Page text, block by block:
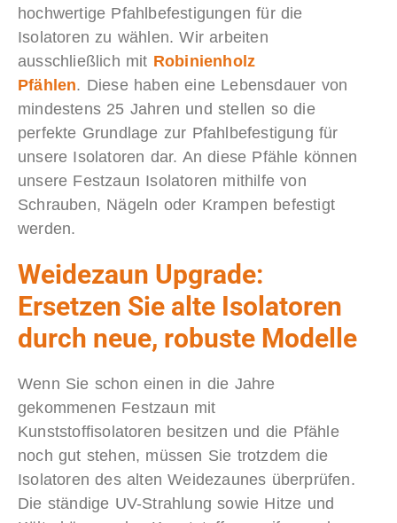
hochwertige Pfahlbefestigungen für die
Isolatoren zu wählen. Wir arbeiten
ausschließlich mit Robinienholz
Pfählen. Diese haben eine Lebensdauer von
mindestens 25 Jahren und stellen so die
perfekte Grundlage zur Pfahlbefestigung für
unsere Isolatoren dar. An diese Pfähle können
unsere Festzaun Isolatoren mithilfe von
Schrauben, Nägeln oder Krampen befestigt
werden.
Weidezaun Upgrade:
Ersetzen Sie alte Isolatoren
durch neue, robuste Modelle
Wenn Sie schon einen in die Jahre
gekommenen Festzaun mit
Kunststoffisolatoren besitzen und die Pfähle
noch gut stehen, müssen Sie trotzdem die
Isolatoren des alten Weidezaunes überprüfen.
Die ständige UV-Strahlung sowie Hitze und